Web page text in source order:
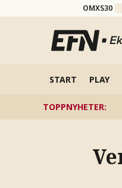
OMXS30
START PLAY
TOPPNYHETER: